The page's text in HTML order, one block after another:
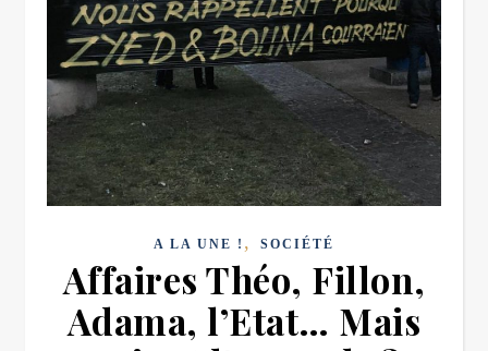
A LA UNE ! , SOCIÉTÉ
Affaires Théo, Fillon,
Adama, l’Etat… Mais